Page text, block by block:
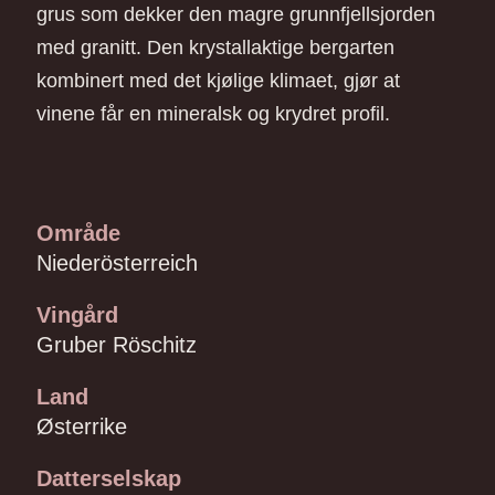
grus som dekker den magre grunnfjellsjorden
med granitt. Den krystallaktige bergarten
kombinert med det kjølige klimaet, gjør at
vinene får en mineralsk og krydret profil.
Område
Niederösterreich
Vingård
Gruber Röschitz
Land
Østerrike
Datterselskap